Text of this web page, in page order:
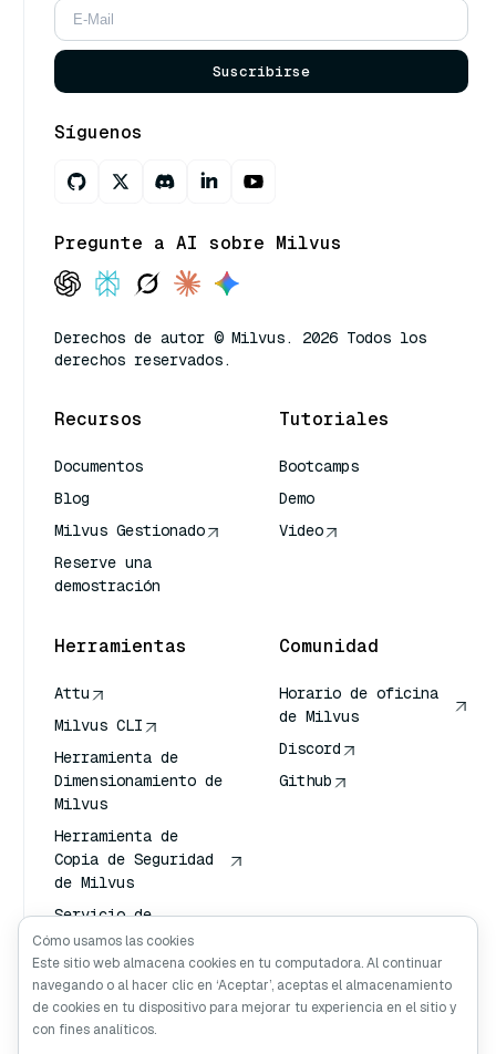
Suscribirse
Síguenos
Pregunte a AI sobre Milvus
Derechos de autor © Milvus. 2026 Todos los
derechos reservados.
Recursos
Documentos
Blog
Milvus Gestionado
Reserve una
demostración
Tutoriales
Bootcamps
Demo
Video
Herramientas
Attu
Milvus CLI
Herramienta de
Dimensionamiento de
Milvus
Herramienta de
Copia de Seguridad
de Milvus
Servicio de
Transporte de
Vectores (VTS)
Buscador profundo
Claude Contexto
Comunidad
Horario de oficina
de Milvus
Discord
Github
Cómo usamos las cookies
Este sitio web almacena cookies en tu computadora. Al continuar
navegando o al hacer clic en ‘Aceptar’, aceptas el almacenamiento
de cookies en tu dispositivo para mejorar tu experiencia en el sitio y
con fines analíticos.